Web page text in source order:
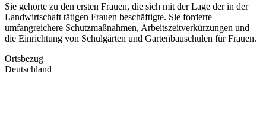
Sie gehörte zu den ersten Frauen, die sich mit der Lage der in der
Landwirtschaft tätigen Frauen beschäftigte. Sie forderte
umfangreichere Schutzmaßnahmen, Arbeitszeitverkürzungen und
die Einrichtung von Schulgärten und Gartenbauschulen für Frauen.
Ortsbezug
Deutschland